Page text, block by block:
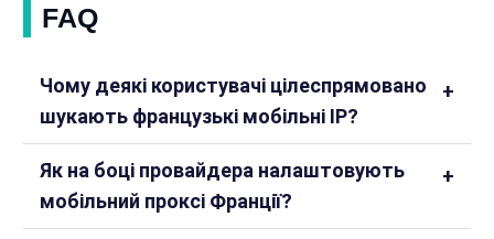
FAQ
Чому деякі користувачі цілеспрямовано
шукають французькі мобільні IP?
Як на боці провайдера налаштовують
мобільний проксі Франції?